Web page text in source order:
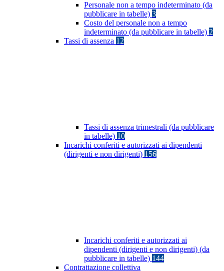
Personale non a tempo indeterminato (da
pubblicare in tabelle) 3
Costo del personale non a tempo
indeterminato (da pubblicare in tabelle) 2
Tassi di assenza 12
Tassi di assenza trimestrali (da pubblicare
in tabelle) 10
Incarichi conferiti e autorizzati ai dipendenti
(dirigenti e non dirigenti) 156
Incarichi conferiti e autorizzati ai
dipendenti (dirigenti e non dirigenti) (da
pubblicare in tabelle) 144
Contrattazione collettiva